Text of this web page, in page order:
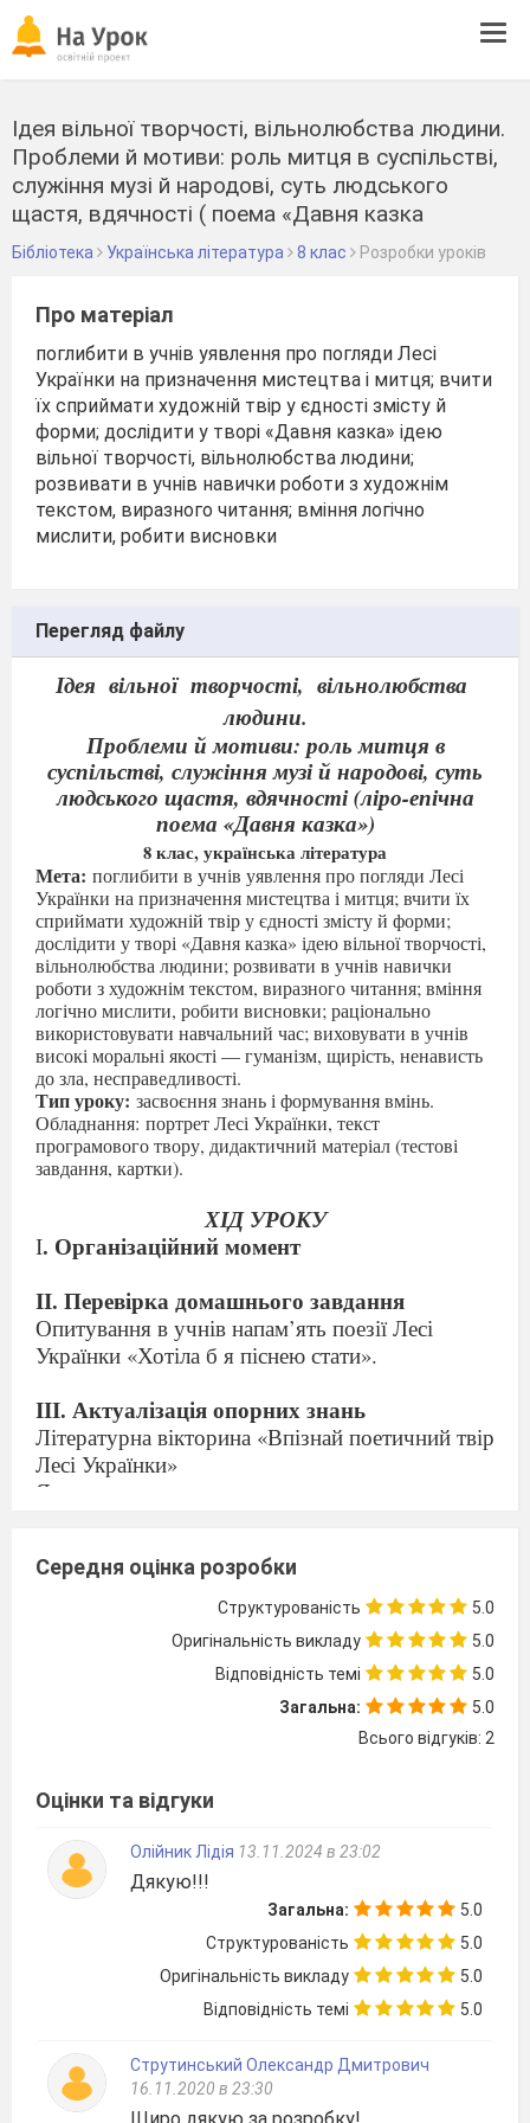
Ідея вільної творчості, вільнолюбства людини.
Проблеми й мотиви: роль митця в суспільстві,
служіння музі й народові, суть людського
щастя, вдячності ( поема «Давня казка
Бібліотека Українська література 8 клас Розробки уроків
Про матеріал
поглибити в учнів уявлення про погляди Лесі
Українки на призначення мистецтва і митця; вчити
їх сприймати художній твір у єдності змісту й
форми; дослідити у творі «Давня казка» ідею
вільної творчості, вільнолюбства людини;
розвивати в учнів навички роботи з художнім
текстом, виразного читання; вміння логічно
мислити, робити висновки
Перегляд файлу
Ідея вільної творчості, вільнолюбства
людини.
Проблеми й мотиви: роль митця в
суспільстві, служіння музі й народові, суть
людського щастя, вдячності (ліро-епічна
поема «Давня казка»)
8 клас, українська література
Мета: поглибити в учнів уявлення про погляди Лесі
Українки на призначення мистецтва і митця; вчити їх
сприймати художній твір у єдності змісту й форми;
дослідити у творі «Давня казка» ідею вільної творчості,
вільнолюбства людини; розвивати в учнів навички
роботи з художнім текстом, виразного читання; вміння
логічно мислити, робити висновки; раціонально
використовувати навчальний час; виховувати в учнів
високі моральні якості — гуманізм, щирість, ненависть
до зла, несправедливості.
Тип уроку: засвоєння знань і формування вмінь.
Обладнання: портрет Лесі Українки, текст
програмового твору, дидактичний матеріал (тестові
завдання, картки).
ХІД УРОКУ
І. Організаційний момент
ІІ. Перевірка домашнього завдання
Опитування в учнів напам’ять поезії Лесі
Українки «Хотіла б я піснею стати».
ІІІ. Актуалізація опорних знань
Літературна вікторина «Впізнай поетичний твір
Лесі Українки»
Як я так високо стояла,
Лунали б тоді мої мрії
І щастя моє таємне.
(«Хотіла б я піснею стати»)
Замиготіло листячко зелене,
Посипались білесенькі квітки.
Не подумаю довіку
Зброї чесної зложити.
(«Давня казка»)
Та чого там, люди добрі,
За новинками впадати?
І давніше пригадати.
(«Давня казка»)
Співало все, сміялось і бриніло,
(«Давня весна»)
Якби я ваші промені мала,
Я б ніколи не мовила слова.
Середня оцінка розробки
Структурованість
5.0
Оригінальність викладу
5.0
Відповідність темі
5.0
Загальна:
5.0
Всього відгуків: 2
Оцінки та відгуки
Олійник Лідія 13.11.2024 в 23:02
Дякую!!!
Загальна:
5.0
Структурованість
5.0
Оригінальність викладу
5.0
Відповідність темі
5.0
Струтинський Олександр Дмитрович
16.11.2020 в 23:30
Щиро дякую за розробку!